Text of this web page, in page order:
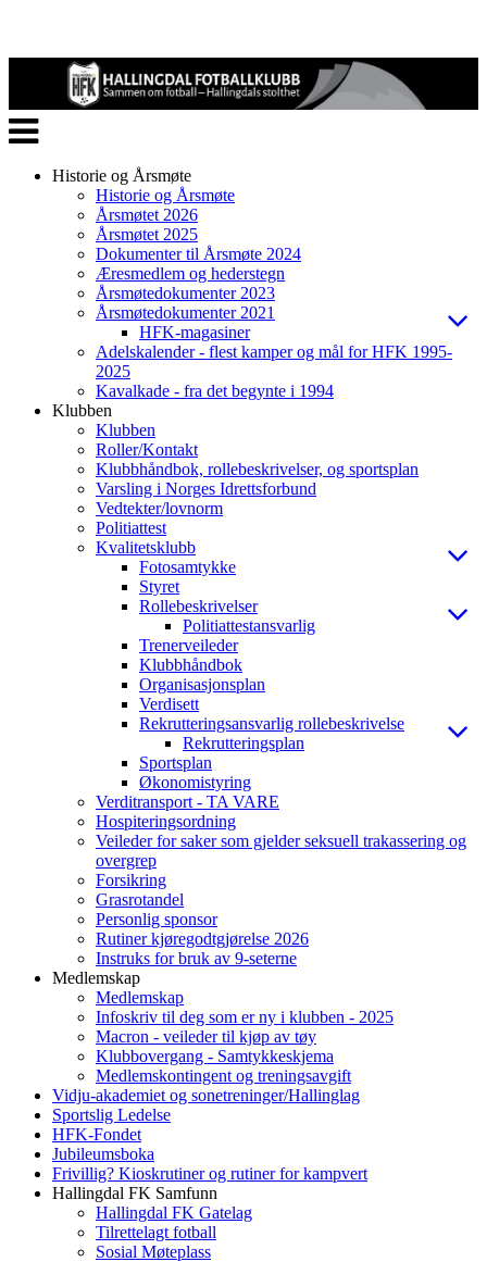
Veksle
navigasjon
Historie og Årsmøte
Historie og Årsmøte
Årsmøtet 2026
Årsmøtet 2025
Dokumenter til Årsmøte 2024
Æresmedlem og hederstegn
Årsmøtedokumenter 2023
Årsmøtedokumenter 2021
HFK-magasiner
Adelskalender - flest kamper og mål for HFK 1995-
2025
Kavalkade - fra det begynte i 1994
Klubben
Klubben
Roller/Kontakt
Klubbhåndbok, rollebeskrivelser, og sportsplan
Varsling i Norges Idrettsforbund
Vedtekter/lovnorm
Politiattest
Kvalitetsklubb
Fotosamtykke
Styret
Rollebeskrivelser
Politiattestansvarlig
Trenerveileder
Klubbhåndbok
Organisasjonsplan
Verdisett
Rekrutteringsansvarlig rollebeskrivelse
Rekrutteringsplan
Sportsplan
Økonomistyring
Verditransport - TA VARE
Hospiteringsordning
Veileder for saker som gjelder seksuell trakassering og
overgrep
Forsikring
Grasrotandel
Personlig sponsor
Rutiner kjøregodtgjørelse 2026
Instruks for bruk av 9-seterne
Medlemskap
Medlemskap
Infoskriv til deg som er ny i klubben - 2025
Macron - veileder til kjøp av tøy
Klubbovergang - Samtykkeskjema
Medlemskontingent og treningsavgift
Vidju-akademiet og sonetreninger/Hallinglag
Sportslig Ledelse
HFK-Fondet
Jubileumsboka
Frivillig? Kioskrutiner og rutiner for kampvert
Hallingdal FK Samfunn
Hallingdal FK Gatelag
Tilrettelagt fotball
Sosial Møteplass